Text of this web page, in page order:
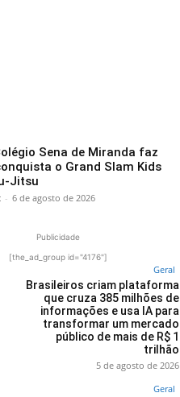
Sena de Miranda faz
o Grand Slam Kids
Jitsu
- 6 de agosto de 2026
Publicidade
[the_ad_group id="4176"]
Geral
Brasileiros criam plataforma
que cruza 385 milhões de
informações e usa IA para
transformar um mercado
público de mais de R$ 1
trilhão
5 de agosto de 2026
Geral